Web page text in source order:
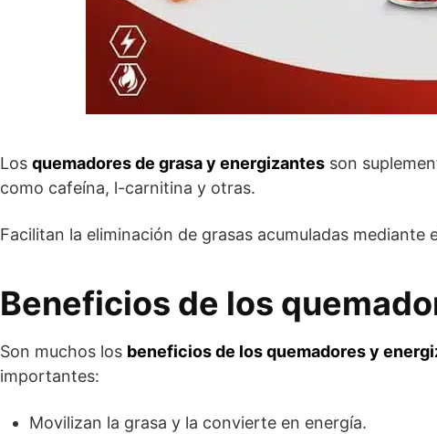
Los quemadores de grasa y energizantesson
como cafeína, l-carnitina y otras.
Facilitan la eliminación de grasas acumuladas
Beneficios de los
Son muchos los beneficios de los quemadores y
importantes:
Movilizan la grasa y la convierte en energía.